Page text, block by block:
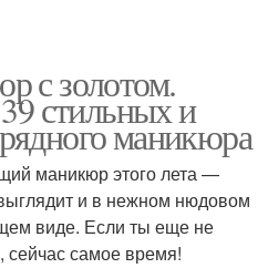
с золотом.
стильных и
маникюра
маникюр этого лета —
и в нежном нюдовом
виде. Если ты еще не
сейчас самое время!